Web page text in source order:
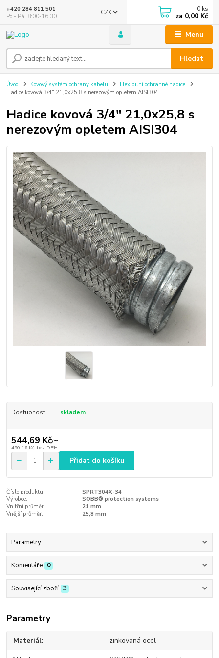
Menu
CZK
Hledat
+420 284 811 501
Po - Pá, 8:00-16:30
0 ks
za 0,00 Kč
Úvod Kovový systém ochrany kabelu
Flexibilní ochranné hadice
Hadice kovová 3/4" 21,0x25,8 s nerezovým opletem AISI304
Hadice kovová 3/4" 21,0x25,8 s
nerezovým opletem AISI304
Dostupnost skladem
544,69 Kč/m
450,16 Kč bez DPH
Přidat do košíku
Číslo produktu:
SPRT304X-34
Výrobce:
SOBB® protection systems
Vnitřní průměr:
21 mm
Vnější průměr:
25,8 mm
Parametry
Komentáře 0
Související zboží 3
Parametry
Materiál zinkovaná ocel